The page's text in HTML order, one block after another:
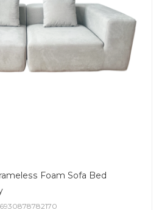
Foam Sofa Bed